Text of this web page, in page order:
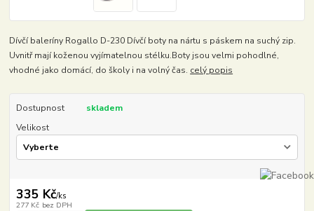
Dívčí baleríny Rogallo D-230 Dívčí boty na nártu s páskem na suchý zip.
Uvnitř mají koženou vyjímatelnou stélku.Boty jsou velmi pohodlné,
vhodné jako domácí, do školy i na volný čas. celý popis
Dostupnost
skladem
Velikost
335 Kč/ks
277 Kč bez DPH